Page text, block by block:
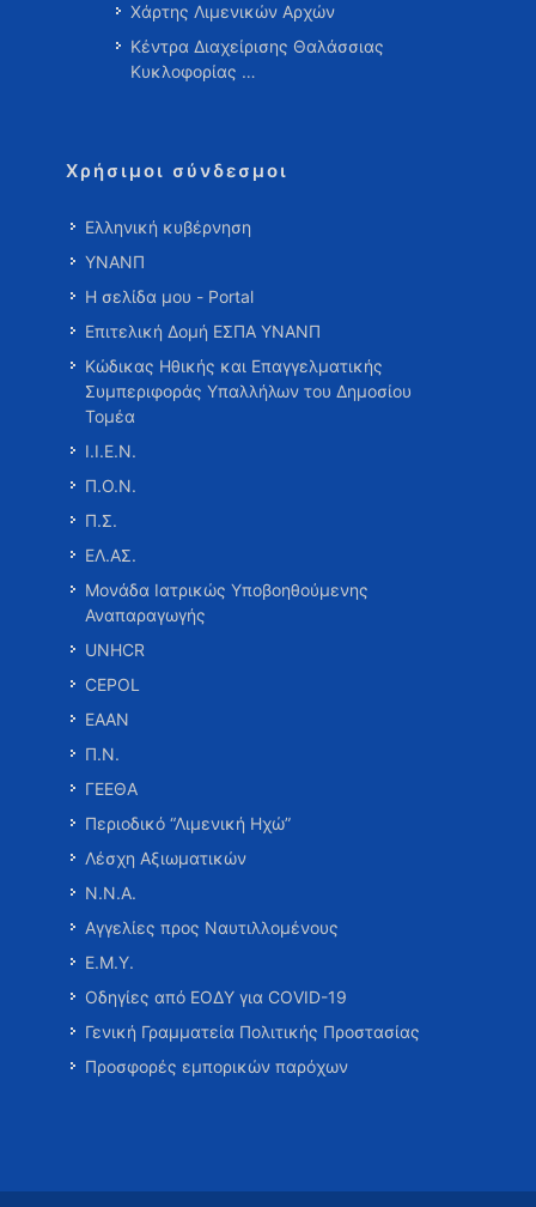
Χάρτης Λιμενικών Αρχών
Κέντρα Διαχείρισης Θαλάσσιας
Κυκλοφορίας …
Χρήσιμοι σύνδεσμοι
Ελληνική κυβέρνηση
ΥΝΑΝΠ
Η σελίδα μου - Portal
Επιτελική Δομή ΕΣΠΑ ΥΝΑΝΠ
Κώδικας Ηθικής και Επαγγελματικής
Συμπεριφοράς Υπαλλήλων του Δημοσίου
Τομέα
Ι.Ι.Ε.Ν.
Π.Ο.Ν.
Π.Σ.
ΕΛ.ΑΣ.
Μονάδα Ιατρικώς Υποβοηθούμενης
Αναπαραγωγής
UNHCR
CEPOL
ΕΑΑΝ
Π.Ν.
ΓΕΕΘΑ
Περιοδικό “Λιμενική Ηχώ”
Λέσχη Αξιωματικών
Ν.Ν.Α.
Αγγελίες προς Ναυτιλλομένους
Ε.Μ.Υ.
Οδηγίες από ΕΟΔΥ για COVID-19
Γενική Γραμματεία Πολιτικής Προστασίας
Προσφορές εμπορικών παρόχων